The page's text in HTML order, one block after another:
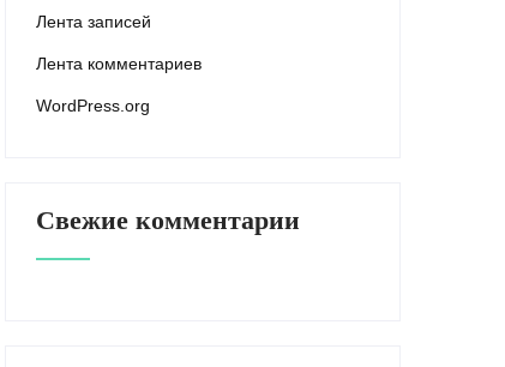
Лента записей
Лента комментариев
WordPress.org
Свежие комментарии